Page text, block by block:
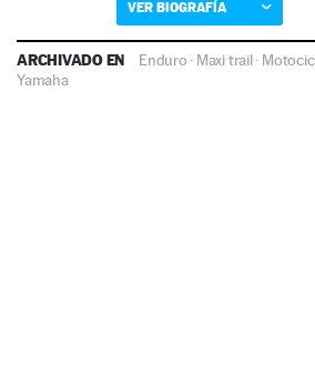
VER BIOGRAFÍA
ARCHIVADO EN Enduro · Maxi trail·
Yamaha